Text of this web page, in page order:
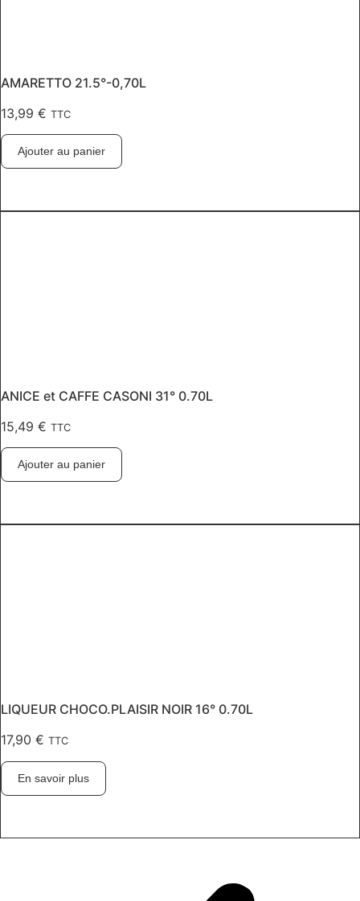
AMARETTO 21.5°-0,70L
13,99 € TTC
Ajouter au panier
ANICE et CAFFE CASONI 31° 0.70L
15,49 € TTC
Ajouter au panier
LIQUEUR CHOCO.PLAISIR NOIR 16° 0.70L
17,90 € TTC
En savoir plus